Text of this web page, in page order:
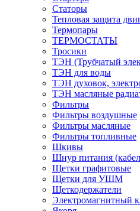
Статоры
Тепловая защита
Термопары
ТЕРМОСТАТЫ
Тросики
ТЭН (Трубчатый
ТЭН для воды
ТЭН духовок,
ТЭН масляные
Фильтры
Фильтры воздушные
Фильтры масляные
Фильтры топливные
Шкивы
Шнур питания
Щетки графитовые
Щетки для УШМ
Щеткодержатели
Электромагнитный